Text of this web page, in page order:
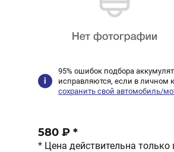
95% ошибок подбора
исправляются, если в личном
сохранить свой автомобиль/
580 ₽ *
* Цена действительна только